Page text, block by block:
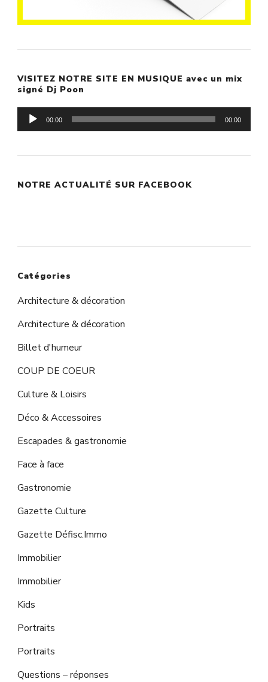
VISITEZ NOTRE SITE EN MUSIQUE avec un mix
signé Dj Poon
Lecteur
audio
00:00 00:00
NOTRE ACTUALITÉ SUR FACEBOOK
Catégories
Architecture & décoration
Architecture & décoration
Billet d'humeur
COUP DE COEUR
Culture & Loisirs
Déco & Accessoires
Escapades & gastronomie
Face à face
Gastronomie
Gazette Culture
Gazette Défisc.Immo
Immobilier
Immobilier
Kids
Portraits
Portraits
Questions – réponses